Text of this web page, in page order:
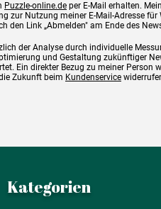
Puzzle-online.de per E-Mail erhalten.
zur Nutzung meiner E-Mail-Adresse für
Link „Abmelden" am Ende des
der Analyse durch individuelle
und Gestaltung zukünftiger
Ein direkter Bezug zu meiner Person
Zukunft beim Kundenservice
Kategorien